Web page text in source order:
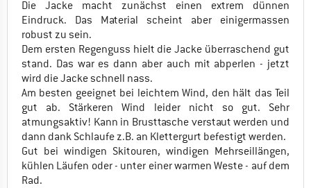
Die Jacke macht zunächst einen extrem dünnen
Eindruck. Das Material scheint aber einigermassen
robust zu sein.
Dem ersten Regenguss hielt die Jacke überraschend gut
stand. Das war es dann aber auch mit abperlen - jetzt
wird die Jacke schnell nass.
Am besten geeignet bei leichtem Wind, den hält das Teil
gut ab. Stärkeren Wind leider nicht so gut. Sehr
atmungsaktiv! Kann in Brusttasche verstaut werden und
dann dank Schlaufe z.B. an Klettergurt befestigt werden.
Gut bei windigen Skitouren, windigen Mehrseillängen,
kühlen Läufen oder - unter einer warmen Weste - auf dem
Rad.